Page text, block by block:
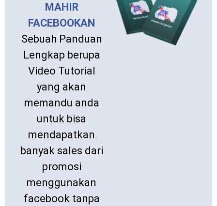
MAHIR
FACEBOOKAN
Sebuah Panduan
Lengkap berupa
Video Tutorial
yang akan
memandu anda
untuk bisa
mendapatkan
banyak sales dari
promosi
menggunakan
facebook tanpa